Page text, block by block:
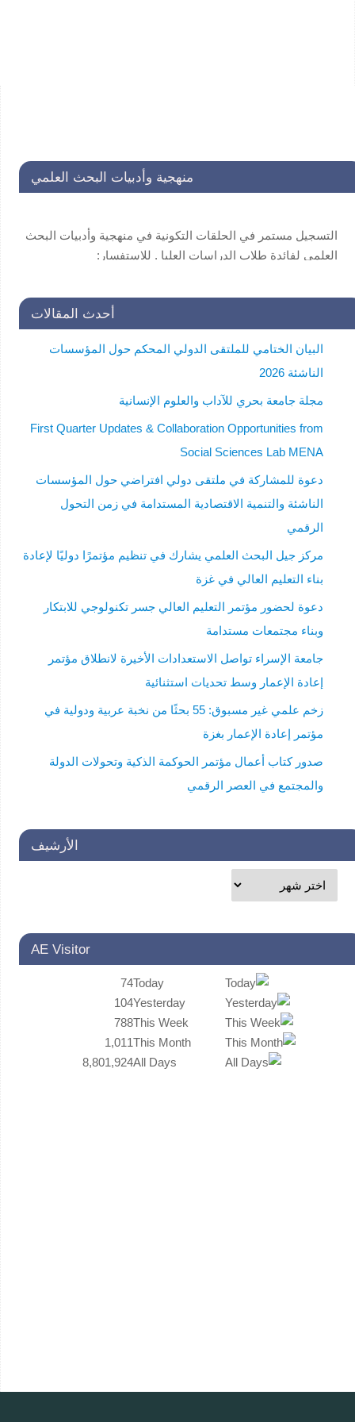
منهجية وأدبيات البحث العلمي
التسجيل مستمر في الحلقات التكونية في منهجية وأدبيات البحث
العلمي لفائدة طلاب الدراسات العليا . للاستفسار:
أحدث المقالات
البيان الختامي للملتقى الدولي المحكم حول المؤسسات
الناشئة 2026
مجلة جامعة بحري للآداب والعلوم الإنسانية
First Quarter Updates & Collaboration Opportunities from
Social Sciences Lab MENA
دعوة للمشاركة في ملتقى دولي افتراضي حول المؤسسات
الناشئة والتنمية الاقتصادية المستدامة في زمن التحول
الرقمي
مركز جيل البحث العلمي يشارك في تنظيم مؤتمرًا دوليًا لإعادة
بناء التعليم العالي في غزة
دعوة لحضور مؤتمر التعليم العالي جسر تكنولوجي للابتكار
وبناء مجتمعات مستدامة
جامعة الإسراء تواصل الاستعدادات الأخيرة لانطلاق مؤتمر
إعادة الإعمار وسط تحديات استثنائية
زخم علمي غير مسبوق: 55 بحثًا من نخبة عربية ودولية في
مؤتمر إعادة الإعمار بغزة
صدور كتاب أعمال مؤتمر الحوكمة الذكية وتحولات الدولة
والمجتمع في العصر الرقمي
الأرشيف
AE Visitor
Today
74
Yesterday
104
This Week
788
This Month
1,011
All Days
8,801,924